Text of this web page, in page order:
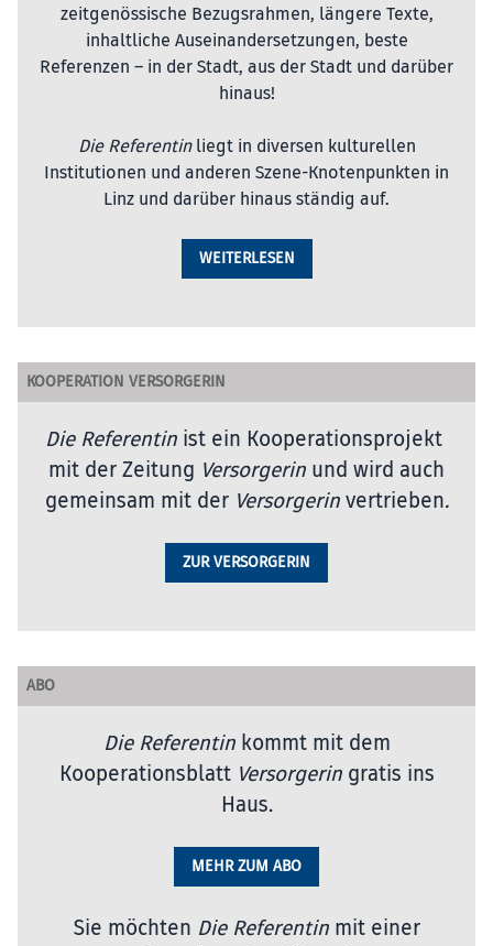
zeitgenössische Bezugsrahmen, längere Texte,
inhaltliche Auseinandersetzungen, beste
Referenzen – in der Stadt, aus der Stadt und darüber
hinaus!
Die Referentinliegt in diversen kulturellen
Institutionen und anderen Szene-Knotenpunkten in
Linz und darüber hinaus ständig auf.
WEITERLESEN
KOOPERATION VERSORGERIN
Die Referentin ist ein Kooperationsprojekt
mit der Zeitung Versorgerin und wird auch
gemeinsam mit der Versorgerinvertrieben.
ZUR VERSORGERIN
ABO
Die Referentinkommt mit dem
Kooperationsblatt Versorgeringratis ins
Haus.
MEHR ZUM ABO
Sie möchten Die Referentinmit einer